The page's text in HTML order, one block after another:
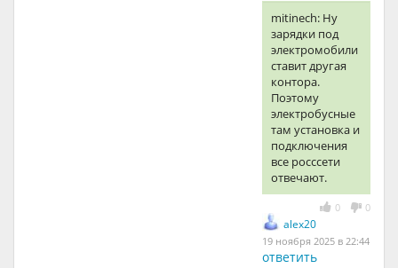
mitinech: Ну
зарядки под
электромобили
ставит другая
контора.
Поэтому
электробусные
там установка и
подключения
все росссети
отвечают.
0 0
alex20
19 ноября 2025 в 22:44
ответить